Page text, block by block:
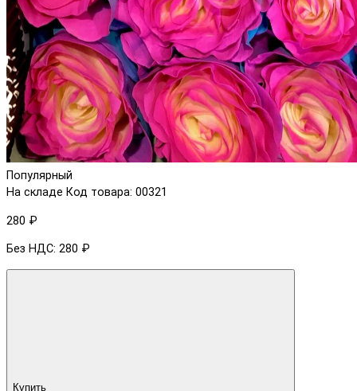
Популярный
На складе Код товара: 00321
280 ₽
Без НДС: 280 ₽
Купить